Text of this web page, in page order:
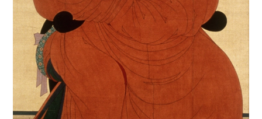
10 달서구